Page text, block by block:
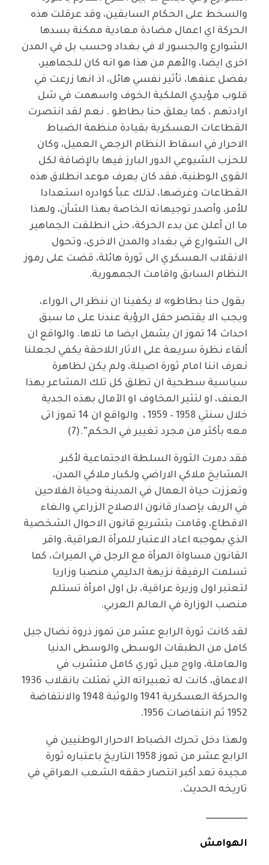
والسخط على الحكام السابقين، وقد عرقلت هذه
الحركة اي اعمال مضادة معادية ممكنة بسدها
الشوارع والجسور لا في بغداد وحسب بل في المدن
اخرى ايضا، والأهم من هذا هو انه كان للجماهير،
بفضل عنفها، تأثير نفسي هائل، اذ انها زرعت في
قلوب مؤيدي الملكية الخوف واسهمت في شل
ارادتهم ، كما يعلق حنا بطاطو . نعم لقد انتصرت
القطاعات العسكرية بقيادة منظمة الضباط
الاحرار في اسقاط النظام الرجعي العميل، وكان
للحزب الشيوعي الدور البارز فيها بالإضافة لكل
القوى الوطنية، فقد كان يعرف موعد انطلاق هذه
القطاعات وغرضها، لذلك عبأ كوادره استعدادا
للأمر، وأصدر توجيهاته الخاصة بهذا الشأن، ولهذا
ما ان أعلن عن بدء الحركة، حتى انطلقت الجماهير
الى الشوارع في بغداد والمدن الاخرى، وتحول
الانقلاب العسكري الى ثورة هائلة، قضت على رموز
النظام السابق واقامت الجمهورية.
يقول حنا بطاطو» لا يكفينا ان ننظر الى الوراء،
ويجب الا يقتصر حقل الرؤية عندنا على ما سبق
احداث 14 تموز ان يشمل ايضا ما تلاها. والواقع ان
ألقاء نظرة سريعة على الاثار اللاحقة يكفي لجعلنا
نعرف اننا امام ثورة اصيلة، ولم يكن لظاهرة
سياسية سطحية ان تطلق كل تلك المشاعر بهذا
العنف، او لتثير المخاوف او الآمال بهذه الجدية
خلال سنتي 1958 – 1959 ، والواقع ان 14 تموز اتى
معه بأكثر من مجرد تغيير في الحكم”.(7)
فقد دمرت الثورة السلطة الاجتماعية لأكبر
المشايخ ملاكي الاراضي ولكبار ملاكي المدن،
وتعززت حياة العمال في المدينة وحياة الفلاحين
في الريف بإصدار قانون الاصلاح الزراعي والغاء
الاقطاع، وقامت بتشريع قانون الاحوال الشخصية
الذي بموجبه اعاد الاعتبار للمرأة العراقية، واقر
القانون مساواة المرأة مع الرجل في الميراث، كما
تسلمت الرفيقة نزيهة الدليمي منصبا وزاريا
لتعتبر اول وزيرة عراقية، بل اول امرأة تستلم
منصب الوزارة في العالم العربي.
لقد كانت ثورة الرابع عشر من تموز ذروة نضال جيل
كامل من الطبقات الوسطى والوسطى الدنيا
والعاملة، واوج ميل ثوري كامل متشرب في
الاعماق، كانت له تعبيراته التي تمثلت بانقلاب 1936
والحركة العسكرية 1941 والوثبة 1948 والانتفاضة
1952 ثم انتفاضات 1956.
ولهذا دخل تحرك الضباط الاحرار الوطنيين في
الرابع عشر من تموز 1958 التاريخ باعتباره ثورة
مجيدة تعد أكبر انتصار حققه الشعب العراقي في
تاريخه الحديث.
ـــــــــــــــــــــــ
الهوامش